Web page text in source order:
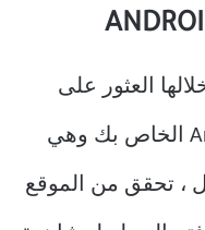
العثور على
مجلد التنزيل على جهاز Android الخاص بك وهي
، تحقق من الموقع